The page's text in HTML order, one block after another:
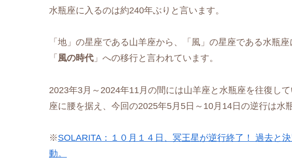
水瓶座に入るのは約240年ぶりと言います。
「地」の星座である山羊座から、「風」の星座である水瓶
「 風の時代 」への移行と言われています。
2023年3月～2024年11月の間には山羊座と水瓶座を往復し
座に腰を据え、今回の2025年5月5日～10月14日の逆行は水
※SOLARITA：１０月１４日、冥王星が逆行終了！ 過去と
動。